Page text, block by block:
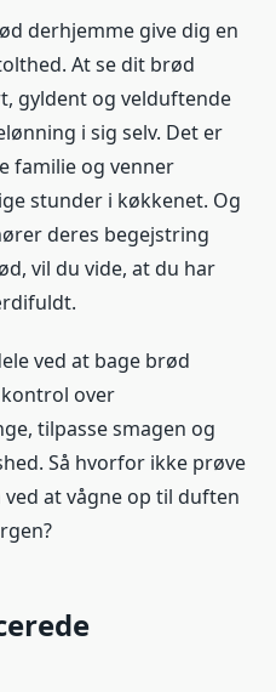
derhjemme give dig en
At se dit brød
gyldent og velduftende
i sig selv. Det er
familie og venner
stunder i køkkenet. Og
deres begejstring
vil du vide, at du har
ved at bage brød
over
tilpasse smagen og
Så hvorfor ikke prøve
at vågne op til duften